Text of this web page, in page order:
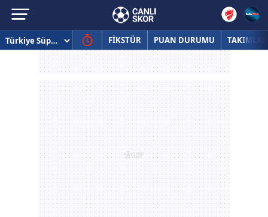
FİKSTÜR PUAN DURUMU TAKIMLAR